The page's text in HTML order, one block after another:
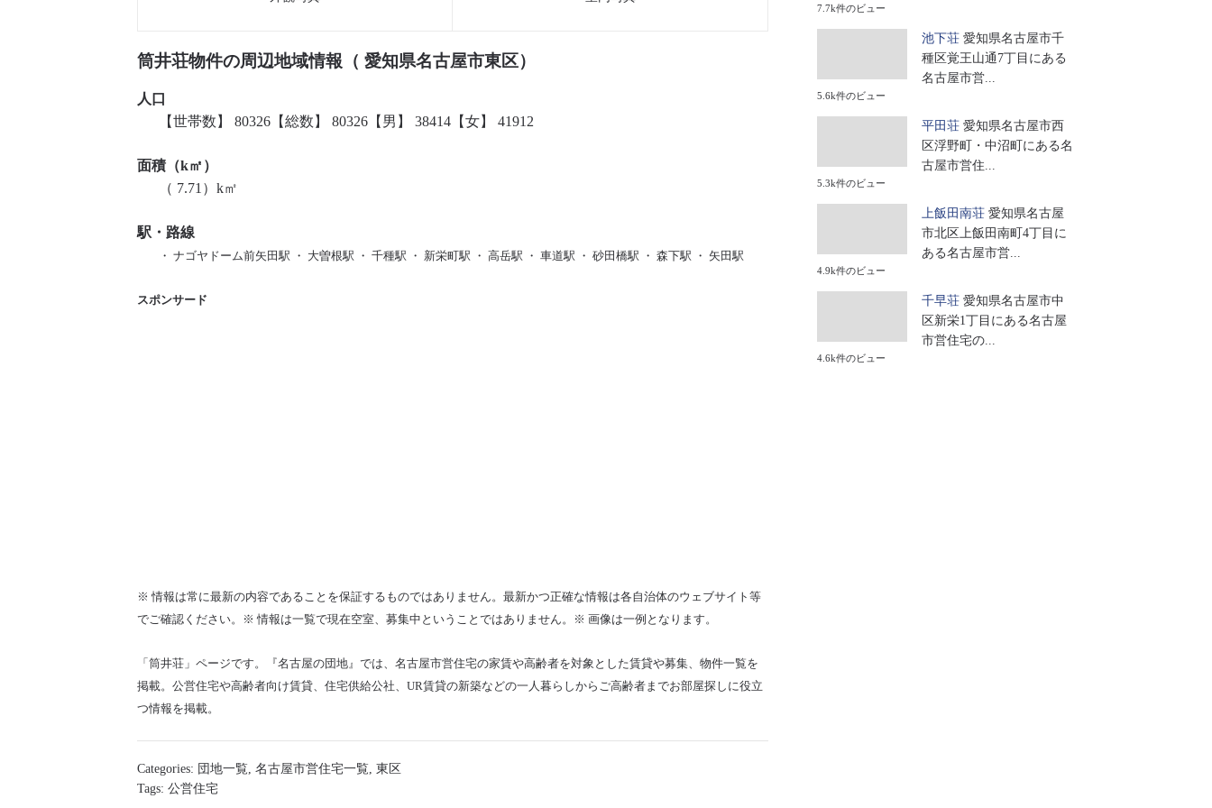
筒井荘物件の周辺地域情報（ 愛知県名古屋市東区）
人口
【世帯数】 80326【総数】 80326【男】 38414【女】 41912
面積（k㎡）
（ 7.71）k㎡
駅・路線
・ ナゴヤドーム前矢田駅 ・ 大曽根駅 ・ 千種駅 ・ 新栄町駅 ・ 高岳駅 ・ 車道駅 ・ 砂田橋駅 ・ 森下駅 ・ 矢田駅
スポンサード
※ 情報は常に最新の内容であることを保証するものではありません。最新かつ正確な情報は各自治体のウェブサイト等
でご確認ください。※ 情報は一覧で現在空室、募集中ということではありません。※ 画像は一例となります。
「筒井荘」ページです。『名古屋の団地』では、名古屋市営住宅の家賃や高齢者を対象とした賃貸や募集、物件一覧を
掲載。公営住宅や高齢者向け賃貸、住宅供給公社、UR賃貸の新築などの一人暮らしからご高齢者までお部屋探しに役立
つ情報を掲載。
Categories: 団地一覧, 名古屋市営住宅一覧, 東区
Tags: 公営住宅
7.7k件のビュー
池下荘 愛知県名古屋市千
種区覚王山通7丁目にある
名古屋市営...
5.6k件のビュー
平田荘 愛知県名古屋市西
区浮野町・中沼町にある名
古屋市営住...
5.3k件のビュー
上飯田南荘 愛知県名古屋
市北区上飯田南町4丁目に
ある名古屋市営...
4.9k件のビュー
千早荘 愛知県名古屋市中
区新栄1丁目にある名古屋
市営住宅の...
4.6k件のビュー